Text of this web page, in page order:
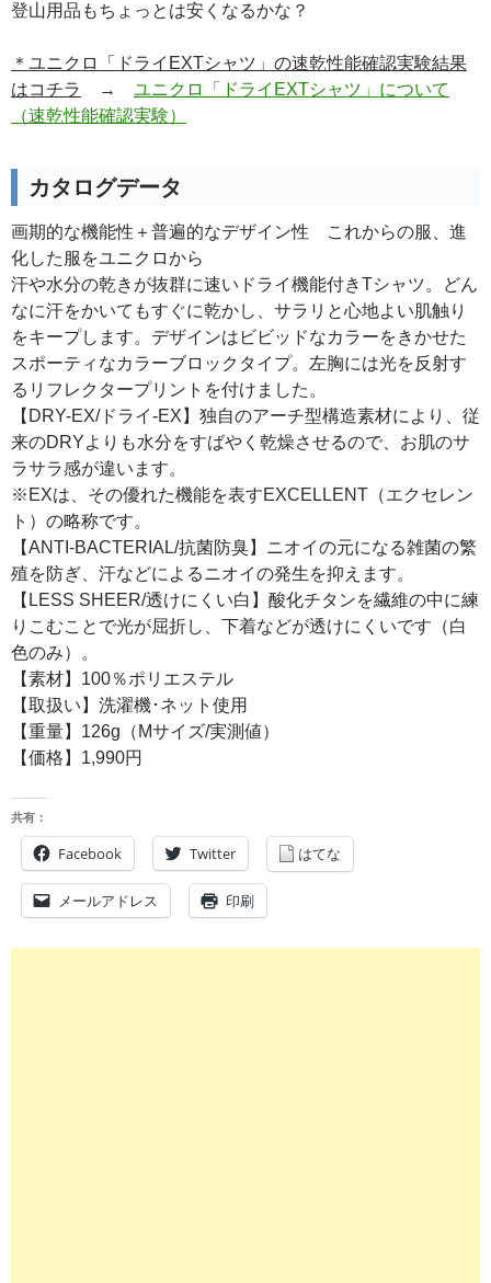
登山用品もちょっとは安くなるかな？
＊ユニクロ「ドライEXTシャツ」の速乾性能確認実験結果
はコチラ
→ ユニクロ「ドライEXTシャツ」について
（速乾性能確認実験）
カタログデータ
画期的な機能性＋普遍的なデザイン性 これからの服、進
化した服をユニクロから
汗や水分の乾きが抜群に速いドライ機能付きTシャツ。どん
なに汗をかいてもすぐに乾かし、サラリと心地よい肌触り
をキープします。デザインはビビッドなカラーをきかせた
スポーティなカラーブロックタイプ。左胸には光を反射す
るリフレクタープリントを付けました。
【DRY-EX/ドライ-EX】独自のアーチ型構造素材により、従
来のDRYよりも水分をすばやく乾燥させるので、お肌のサ
ラサラ感が違います。
※EXは、その優れた機能を表すEXCELLENT（エクセレン
ト）の略称です。
【ANTI-BACTERIAL/抗菌防臭】ニオイの元になる雑菌の繁
殖を防ぎ、汗などによるニオイの発生を抑えます。
【LESS SHEER/透けにくい白】酸化チタンを繊維の中に練
りこむことで光が屈折し、下着などが透けにくいです（白
色のみ）。
【素材】100％ポリエステル
【取扱い】洗濯機･ネット使用
【重量】126g（Mサイズ/実測値）
【価格】1,990円
共有：
Facebook Twitter はてな
メールアドレス 印刷